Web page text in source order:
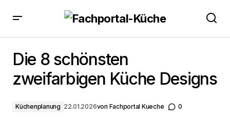
Die 8 schönsten
zweifarbigen Küche Designs
Küchenplanung 22.01.2026von Fachportal Kueche 0